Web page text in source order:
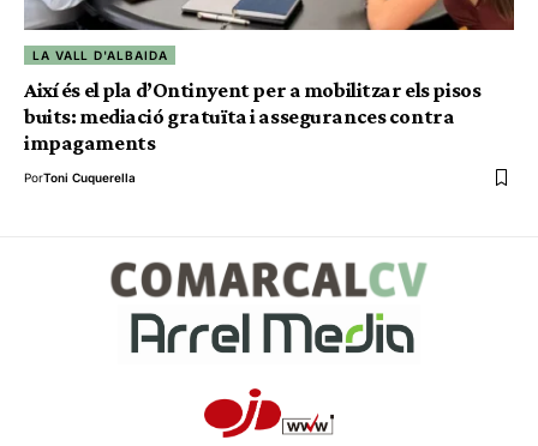
LA VALL D'ALBAIDA
Així és el pla d’Ontinyent per a mobilitzar els pisos
buits: mediació gratuïta i assegurances contra
impagaments
PorToni Cuquerella